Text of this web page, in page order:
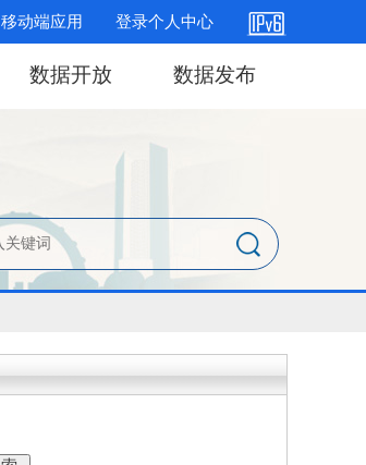
移动端应用 登录个人中心
数据开放 数据发布